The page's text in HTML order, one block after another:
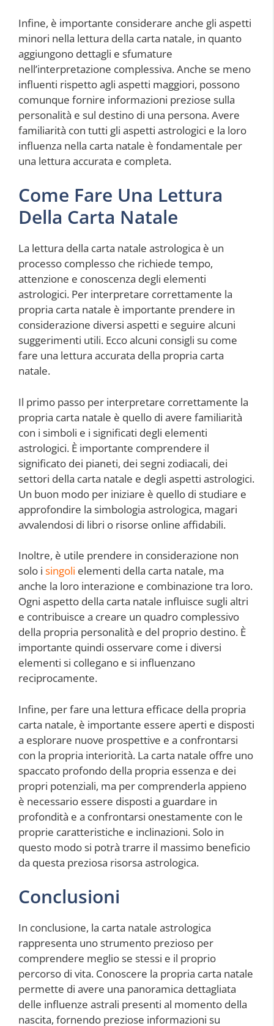
Infine, è importante considerare anche gli aspetti
minori nella lettura della carta natale, in quanto
aggiungono dettagli e sfumature
nell’interpretazione complessiva. Anche se meno
influenti rispetto agli aspetti maggiori, possono
comunque fornire informazioni preziose sulla
personalità e sul destino di una persona. Avere
familiarità con tutti gli aspetti astrologici e la loro
influenza nella carta natale è fondamentale per
una lettura accurata e completa.
Come Fare Una Lettura
Della Carta Natale
La lettura della carta natale astrologica è un
processo complesso che richiede tempo,
attenzione e conoscenza degli elementi
astrologici. Per interpretare correttamente la
propria carta natale è importante prendere in
considerazione diversi aspetti e seguire alcuni
suggerimenti utili. Ecco alcuni consigli su come
fare una lettura accurata della propria carta
natale.
Il primo passo per interpretare correttamente la
propria carta natale è quello di avere familiarità
con i simboli e i significati degli elementi
astrologici. È importante comprendere il
significato dei pianeti, dei segni zodiacali, dei
settori della carta natale e degli aspetti astrologici.
Un buon modo per iniziare è quello di studiare e
approfondire la simbologia astrologica, magari
avvalendosi di libri o risorse online affidabili.
Inoltre, è utile prendere in considerazione non
solo i singoli elementi della carta natale, ma
anche la loro interazione e combinazione tra loro.
Ogni aspetto della carta natale influisce sugli altri
e contribuisce a creare un quadro complessivo
della propria personalità e del proprio destino. È
importante quindi osservare come i diversi
elementi si collegano e si influenzano
reciprocamente.
Infine, per fare una lettura efficace della propria
carta natale, è importante essere aperti e disposti
a esplorare nuove prospettive e a confrontarsi
con la propria interiorità. La carta natale offre uno
spaccato profondo della propria essenza e dei
propri potenziali, ma per comprenderla appieno
è necessario essere disposti a guardare in
profondità e a confrontarsi onestamente con le
proprie caratteristiche e inclinazioni. Solo in
questo modo si potrà trarre il massimo beneficio
da questa preziosa risorsa astrologica.
Conclusioni
In conclusione, la carta natale astrologica
rappresenta uno strumento prezioso per
comprendere meglio se stessi e il proprio
percorso di vita. Conoscere la propria carta natale
permette di avere una panoramica dettagliata
delle influenze astrali presenti al momento della
nascita, fornendo preziose informazioni su